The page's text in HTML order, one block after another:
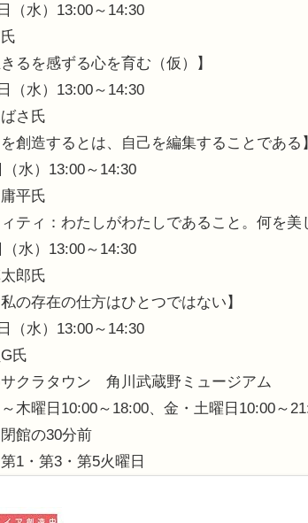
（水）13:00～14:30
るを感ずる心を育む（仮）】
（水）13:00～14:30
さ氏
を創造するとは、自己を編集することである】
水）13:00～14:30
平氏
ィティ：わたしがわたしであること。何を美
水）13:00～14:30
郎氏
私の存在の仕方はひとつではない】
（水）13:00～14:30
氏
サクラタウン 角川武蔵野ミュージアム
木曜日10:00～18:00、金・土曜日10:00～
館の30分前
1・第3・第5火曜日